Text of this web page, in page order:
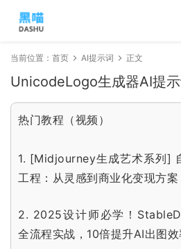
当前位置： 首页 AI提示词 正文
UnicodeLogo生成器AI提
热门教程（视频）
1. [Midjourney生成艺术系列]
工程：从灵感到商业化变现方案
2. 2025设计师必学！
全流程实战，10倍提升AI出图效